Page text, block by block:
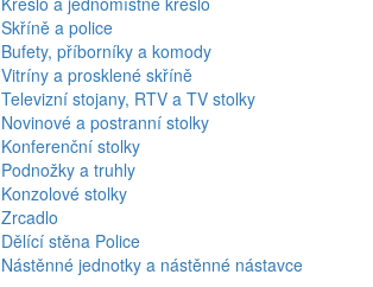
Skříně a police
Bufety, příborníky a komody
Vitríny a prosklené skříně
Televizní stojany, RTV a TV stolky
Novinové a postranní stolky
Konferenční stolky
Podnožky a truhly
Konzolové stolky
Zrcadlo
Dělící stěna Police
Nástěnné jednotky a nástěnné nástavce